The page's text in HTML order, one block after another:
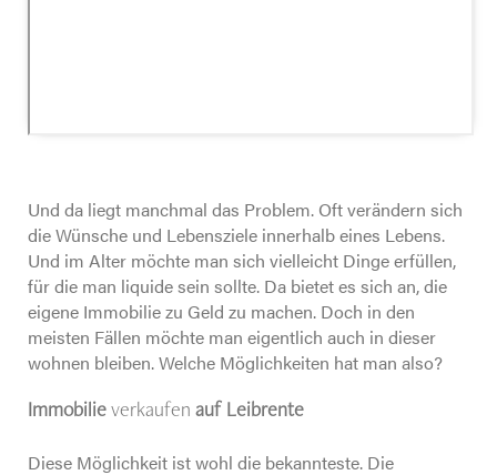
Und da liegt manchmal das Problem. Oft verändern sich
die Wünsche und Lebensziele innerhalb eines Lebens.
Und im Alter möchte man sich vielleicht Dinge erfüllen,
für die man liquide sein sollte. Da bietet es sich an, die
eigene Immobilie zu Geld zu machen. Doch in den
meisten Fällen möchte man eigentlich auch in dieser
wohnen bleiben. Welche Möglichkeiten hat man also?
Immobilieverkaufen auf Leibrente
Diese Möglichkeit ist wohl die bekannteste. Die